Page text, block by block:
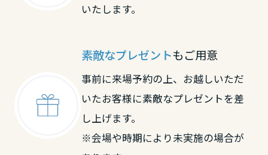
いたします。
素敵なプレゼントもご用意
事前に来場予約の上、お越しいただ
いたお客様に素敵なプレゼントを差
し上げます。
※会場や時期により未実施の場合が
宮崎県